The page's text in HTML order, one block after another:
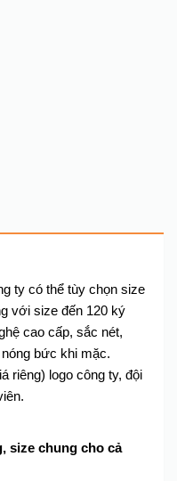
ty có thể tùy chọn size
với size đến 120 ký
cao cấp, sắc nét,
bức khi mặc.
riêng) logo công ty, đội
size chung cho cả